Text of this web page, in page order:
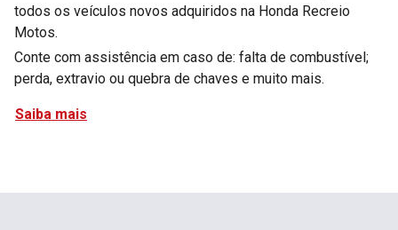
todos os veículos novos adquiridos na Honda Recreio
Motos.
Conte com assistência em caso de: falta de combustível;
perda, extravio ou quebra de chaves e muito mais.
Saiba mais